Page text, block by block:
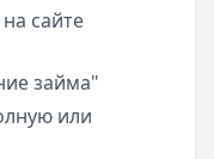
сайте
займа"
или